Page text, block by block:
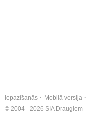
Iepazīšanās Mobilā versija
© 2004 - 2026 SIA Draugiem